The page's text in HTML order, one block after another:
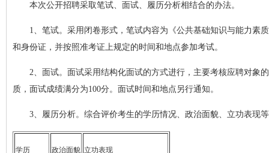
本次公开招聘采取笔试、面试、履历分析相结合的办法。
1、笔试。采用闭卷形式，笔试内容为《公共基础知识与能力素
和身份证，并按照准考证上规定的时间和地点参加考试。
2、面试。面试采用结构化面试的方式进行，主要考核应聘对象
质，面试成绩满分为100分。面试时间和地点另行通知。
3、履历分析。综合评价考生的学历情况、政治面貌、立功表现
学历 政治面貌 立功表现